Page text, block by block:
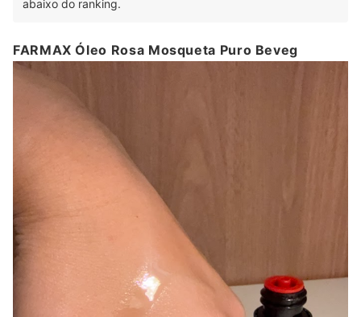
abaixo do ranking.
FARMAX Óleo Rosa Mosqueta Puro Beveg